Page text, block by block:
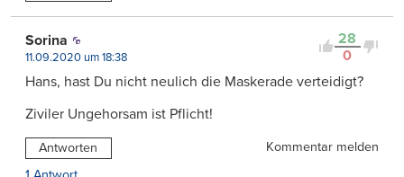
28
0
Sorina
11.09.2020 um 18:38
Hans, hast Du nicht neulich die Maskerade verteidigt?
Ziviler Ungehorsam ist Pflicht!
Antworten
Kommentar melden